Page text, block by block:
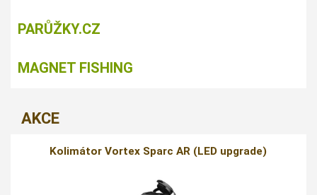
PARŮŽKY.CZ
MAGNET FISHING
AKCE
Kolimátor Vortex Sparc AR (LED upgrade)